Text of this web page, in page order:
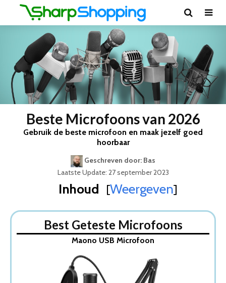
Beste Microfoons van 2026
Gebruik de beste microfoon en maak jezelf goed
hoorbaar
Geschreven door: Bas
Laatste Update: 27 september 2023
Inhoud [Weergeven]
1. Maono USB Microfoon
2. LifeGoods Karaoke Microfoon
3. Vivid Green USB Microfoon
4. Blue Microphones Yeti
5. LifeGoods Condensator Microfoon
Best Geteste Microfoons
Maono USB Microfoon